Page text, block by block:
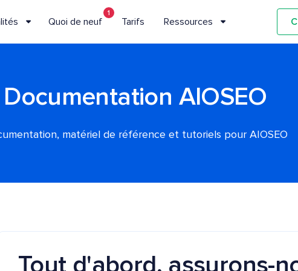
Quoi de neuf
1
Tarifs Ressources
Documentation AIOSEO
matériel de référence et tutoriels pour AIOSEO
Tout d'abord, assurons-